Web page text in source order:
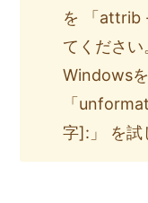
を 「attrib
てくださ
Windowsを
「
字]:」 を試